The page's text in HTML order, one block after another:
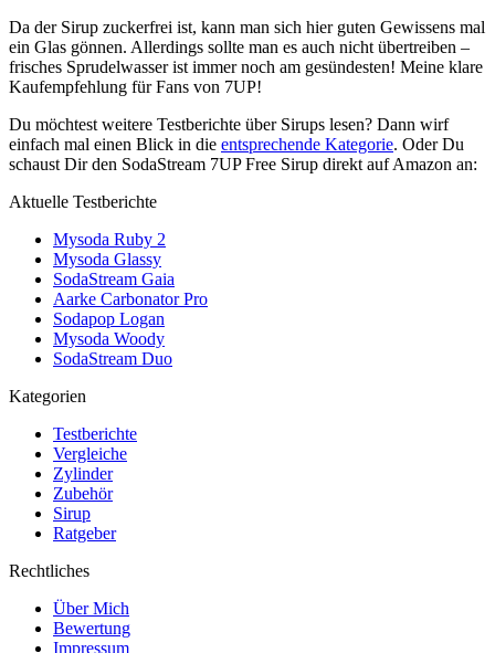
Da der Sirup zuckerfrei ist, kann man sich hier guten Gewissens mal
ein Glas gönnen. Allerdings sollte man es auch nicht übertreiben –
frisches Sprudelwasser ist immer noch am gesündesten! Meine klare
Kaufempfehlung für Fans von 7UP!
Du möchtest weitere Testberichte über Sirups lesen? Dann wirf
einfach mal einen Blick in die entsprechende Kategorie. Oder Du
schaust Dir den SodaStream 7UP Free Sirup direkt auf Amazon an:
Aktuelle Testberichte
Mysoda Ruby 2
Mysoda Glassy
SodaStream Gaia
Aarke Carbonator Pro
Sodapop Logan
Mysoda Woody
SodaStream Duo
Kategorien
Testberichte
Vergleiche
Zylinder
Zubehör
Sirup
Ratgeber
Rechtliches
Über Mich
Bewertung
Impressum